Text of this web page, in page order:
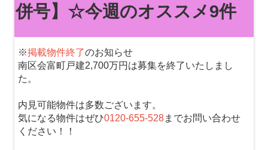
併号】☆今週のオススメ9件
※掲載物件終了のお知らせ
南区会富町戸建2,700万円は募集を終了いたしまし
た。
内見可能物件は多数ございます。
気になる物件はぜひ0120-655-528までお問い合わせ
ください！！